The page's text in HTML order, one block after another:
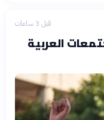
قبل 3 ساعات
العربية